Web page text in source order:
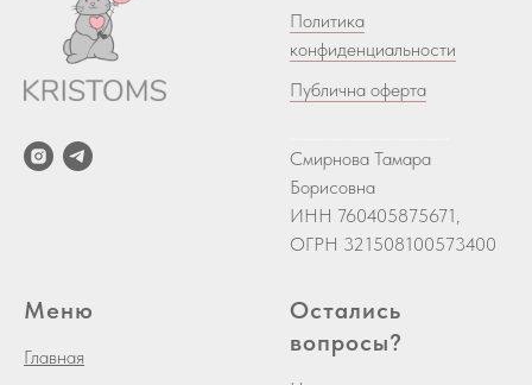
Политика
конфиденциальности
Публична оферта
Смирнова Тамара
Борисовна
ИНН 760405875671,
ОГРН 321508100573400
Меню
Главная
Остались
вопросы?